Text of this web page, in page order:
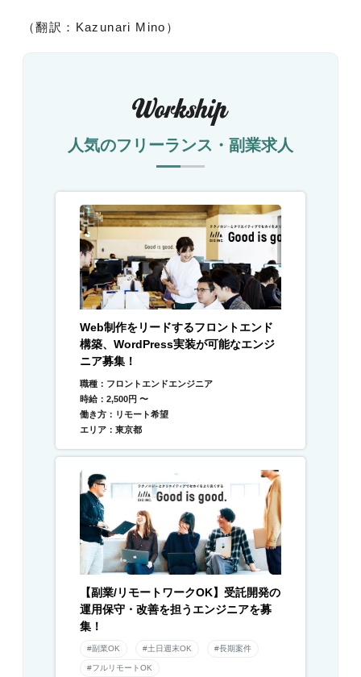
（翻訳：Kazunari Mino）
人気のフリーランス・副業求人
Web制作をリードするフロントエンド
構築、WordPress実装が可能なエンジ
ニア募集！
職種：フロントエンドエンジニア
時給：2,500円 〜
働き方：リモート希望
エリア：東京都
【副業/リモートワークOK】受託開発の
運用保守・改善を担うエンジニアを募
集！
#副業OK #土日週末OK #長期案件
#フルリモートOK